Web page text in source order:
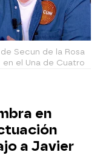
Secun de la Rosa
en el Una de Cuatro
en
a Javier